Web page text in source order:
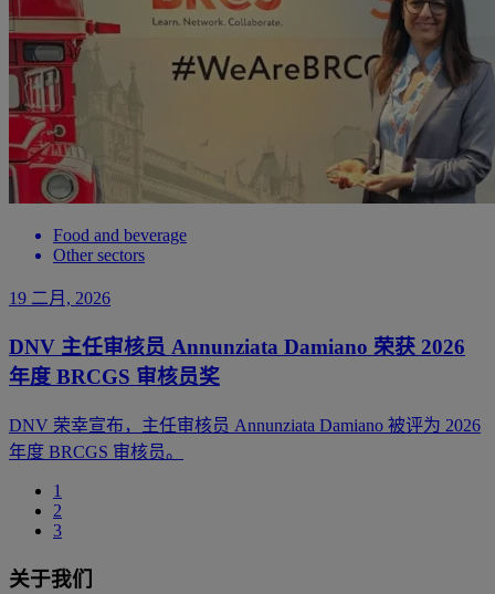
Food and beverage
Other sectors
19 二月, 2026
DNV 主任审核员 Annunziata Damiano 荣获 2026
年度 BRCGS 审核员奖
DNV 荣幸宣布，主任审核员 Annunziata Damiano 被评为 2026
年度 BRCGS 审核员。
1
2
3
关于我们